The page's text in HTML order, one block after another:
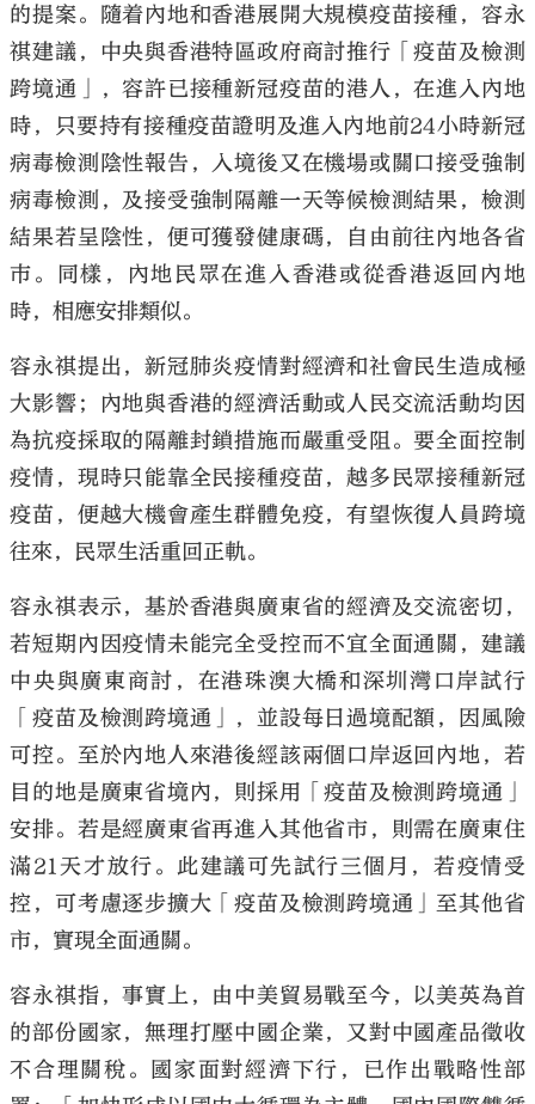
的提案。隨着內地和香港展開大規模疫苗接種，容永
祺建議，中央與香港特區政府商討推行「疫苗及檢測
跨境通」，容許已接種新冠疫苗的港人，在進入內地
時，只要持有接種疫苗證明及進入內地前24小時新冠
病毒檢測陰性報告，入境後又在機場或關口接受強制
病毒檢測，及接受強制隔離一天等候檢測結果，檢測
結果若呈陰性，便可獲發健康碼，自由前往內地各省
巿。同樣，內地民眾在進入香港或從香港返回內地
時，相應安排類似。
容永祺提出，新冠肺炎疫情對經濟和社會民生造成極
大影響；內地與香港的經濟活動或人民交流活動均因
為抗疫採取的隔離封鎖措施而嚴重受阻。要全面控制
疫情，現時只能靠全民接種疫苗，越多民眾接種新冠
疫苗，便越大機會產生群體免疫，有望恢復人員跨境
往來，民眾生活重回正軌。
容永祺表示，基於香港與廣東省的經濟及交流密切，
若短期內因疫情未能完全受控而不宜全面通關，建議
中央與廣東商討，在港珠澳大橋和深圳灣口岸試行
「疫苗及檢測跨境通」，並設每日過境配額，因風險
可控。至於內地人來港後經該兩個口岸返回內地，若
目的地是廣東省境內，則採用「疫苗及檢測跨境通」
安排。若是經廣東省再進入其他省市，則需在廣東住
滿21天才放行。此建議可先試行三個月，若疫情受
控，可考慮逐步擴大「疫苗及檢測跨境通」至其他省
市，實現全面通關。
容永祺指，事實上，由中美貿易戰至今，以美英為首
的部份國家，無理打壓中國企業，又對中國產品徵收
不合理關稅。國家面對經濟下行，已作出戰略性部